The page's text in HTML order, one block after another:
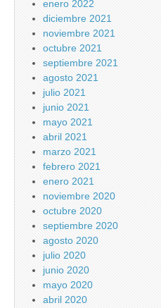
enero 2022
diciembre 2021
noviembre 2021
octubre 2021
septiembre 2021
agosto 2021
julio 2021
junio 2021
mayo 2021
abril 2021
marzo 2021
febrero 2021
enero 2021
noviembre 2020
octubre 2020
septiembre 2020
agosto 2020
julio 2020
junio 2020
mayo 2020
abril 2020